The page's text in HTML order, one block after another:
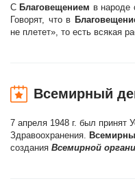
С Благовещением в народе
Говорят, что в
не плетет», то есть всякая
Всемирный
7 апреля 1948 г. был принят
Здpавоохpанения.
создания Всемирной